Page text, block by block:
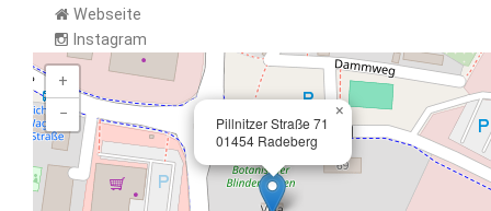
Webseite
Instagram
Pillnitzer Straße 71
01454 Radeberg
×
+
−